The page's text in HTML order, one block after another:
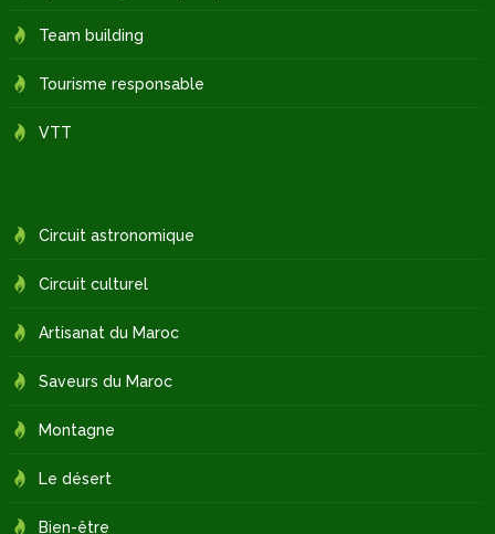
Team building
Tourisme responsable
VTT
Circuit astronomique
Circuit culturel
Artisanat du Maroc
Saveurs du Maroc
Montagne
Le désert
Bien-être